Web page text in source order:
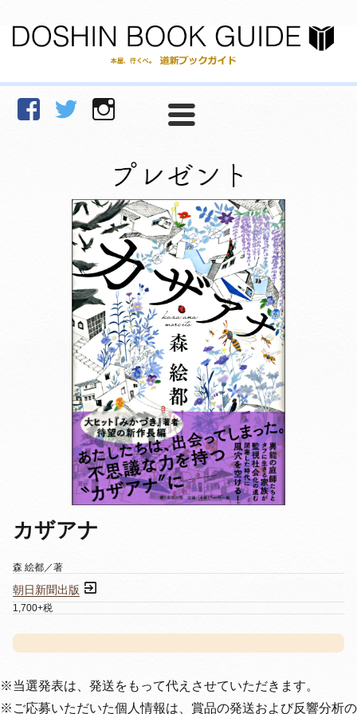
facebookTwitter Instagram
カザアナ
森 絵都／著
朝日新聞出版
1,700+税
※当選発表は、発送をもって代えさせていただきます。
※ご応募いただいた個人情報は、賞品の発送および反響分析の